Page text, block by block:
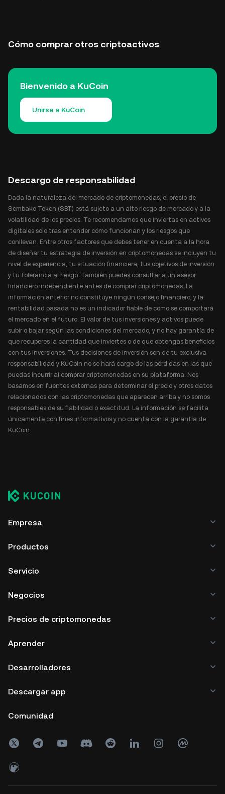
Cómo comprar otros criptoactivos
Bienvenido a KuCoin
Unirse a KuCoin
Descargo de responsabilidad
Dada la naturaleza del mercado de criptomonedas, el precio de
Sembako Token (SBT) está sujeto a un alto riesgo de mercado y a la
volatilidad de los precios. Te recomendamos que inviertas en activos
digitales solo tras entender cómo funcionan y los riesgos que
conllevan. Entre otros factores que debes tener en cuenta a la hora
de diseñar tu estrategia de inversión en criptomonedas se incluyen tu
nivel de experiencia, tu situación financiera, tus objetivos de inversión
y tu tolerancia al riesgo. También puedes consultar a un asesor
financiero independiente antes de comprar criptomonedas. La
información anterior no constituye ningún consejo financiero, y la
rentabilidad pasada no es un indicador fiable de cómo se comportará
el mercado en el futuro. El valor de tus inversiones y activos puede
subir o bajar según las condiciones del mercado, y no hay garantía de
que recuperes la cantidad que inviertes o de que obtengas beneficios
con tus inversiones. Tus decisiones de inversión son de tu exclusiva
responsabilidad y KuCoin no se hará cargo de las pérdidas en las que
puedas incurrir al comprar criptomonedas en su plataforma. Nos
basamos en fuentes externas para determinar el precio y otros datos
relacionados con las criptomonedas que aparecen arriba y no somos
responsables de su fiabilidad o exactitud. La información se facilita
únicamente con fines informativos y no cuenta con la garantía de
KuCoin.
Empresa
Productos
Servicio
Negocios
Precios de criptomonedas
Aprender
Desarrolladores
Descargar app
Comunidad